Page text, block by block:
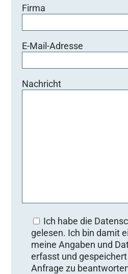
Firma
E-Mail-Adresse
Nachricht
Ich habe die
gelesen. Ich bin damit
meine Angaben und
erfasst und
Anfrage zu